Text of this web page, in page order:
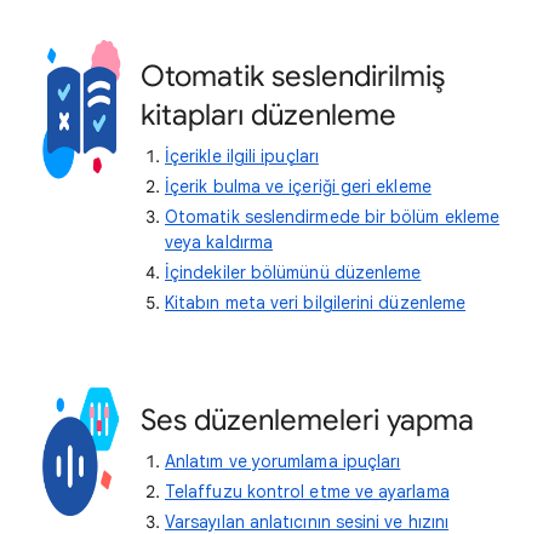
Otomatik seslendirilmiş
kitapları düzenleme
İçerikle ilgili ipuçları
İçerik bulma ve içeriği geri ekleme
Otomatik seslendirmede bir bölüm ekleme
veya kaldırma
İçindekiler bölümünü düzenleme
Kitabın meta veri bilgilerini düzenleme
Ses düzenlemeleri yapma
Anlatım ve yorumlama ipuçları
Telaffuzu kontrol etme ve ayarlama
Varsayılan anlatıcının sesini ve hızını